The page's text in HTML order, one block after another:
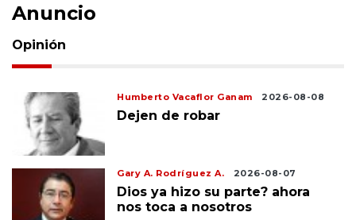
Anuncio
Opinión
Humberto Vacaflor Ganam 2026-08-08
Dejen de robar
Gary A. Rodríguez A. 2026-08-07
Dios ya hizo su parte? ahora
nos toca a nosotros